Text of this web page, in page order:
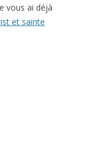
vous ai déjà
et sainte